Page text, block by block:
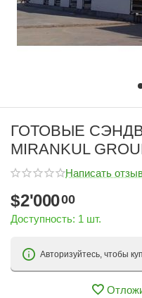
ГОТОВЫЕ
MIRANKUL
Написать
$2'00000
Доступность: 1 шт.
Авторизуйтесь, чтобы